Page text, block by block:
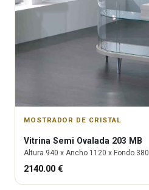
MOSTRADOR DE CRISTAL
Vitrina Semi Ovalada 203 MB
Altura 940 x Ancho 1120 x Fondo 380
2140.00 €